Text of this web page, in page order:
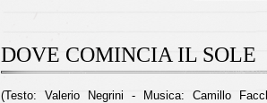
DOVE COMINCIA IL SOLE
(Testo: Valerio Negrini - Musica: Camillo